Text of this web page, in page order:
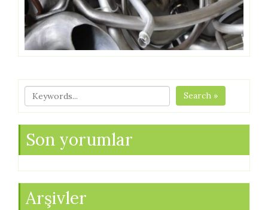
Search »
Son yorumlar
Arşivler